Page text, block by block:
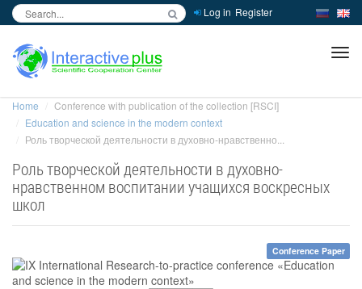
Log in Register
Home
Conference with publication of the collection [RSCI]
Education and science in the modern context
Роль творческой деятельности в духовно-нравственно...
Роль творческой деятельности в духовно-
нравственном воспитании учащихся воскресных
школ
Conference Paper